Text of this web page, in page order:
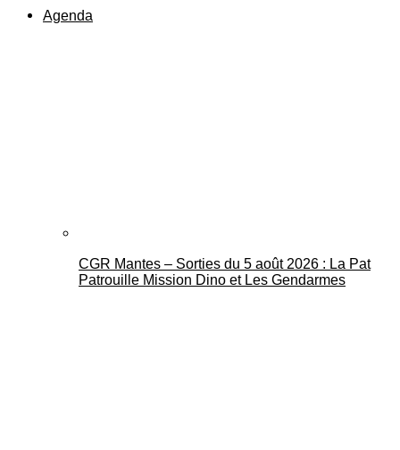
Agenda
CGR Mantes – Sorties du 5 août 2026 : La Pat
Patrouille Mission Dino et Les Gendarmes